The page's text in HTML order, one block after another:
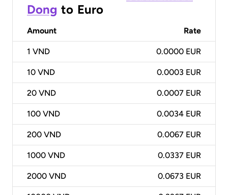
Dong to Euro
Amount Rate
1 VND 0.0000 EUR
10 VND 0.0003 EUR
20 VND 0.0007 EUR
100 VND 0.0034 EUR
200 VND 0.0067 EUR
1000 VND 0.0337 EUR
2000 VND 0.0673 EUR